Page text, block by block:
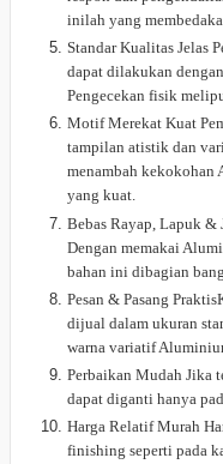
inilah yang
Standar Kualitas Jelas
dapat dilakukan
Pengecekan fisik
Motif Merekat Kuat
tampilan atistik dan
menambah kekokohan
yang kuat.
Bebas Rayap, Lapuk &
Dengan memakai
bahan ini dibagian
Pesan & Pasang
dijual dalam ukuran
warna variatif
Perbaikan Mudah Jika
dapat diganti hanya
Harga Relatif Murah
finishing seperti pada